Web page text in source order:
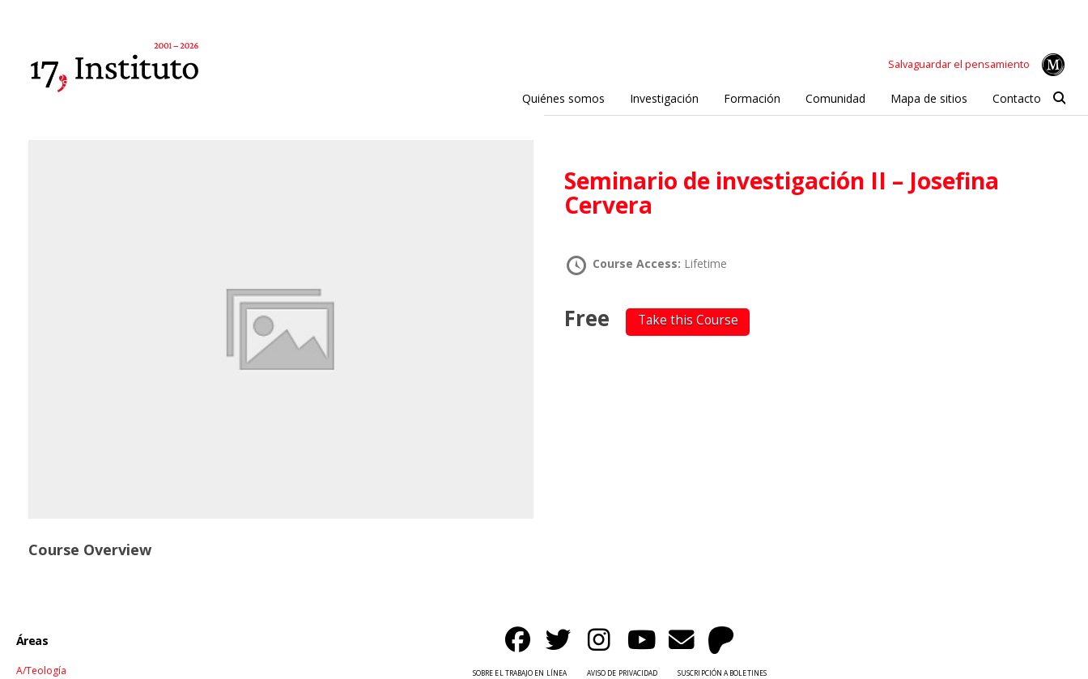
Salvaguardar el pensamiento
Quiénes somos Investigación Formación Comunidad Mapa de sitios Contacto
Seminario de investigación II – Josefina
Cervera
Course Access: Lifetime
Free Take this Course
Course Overview
Áreas
A/Teología
SOBRE EL TRABAJO EN LÍNEA AVISO DE PRIVACIDAD SUSCRIPCIÓN A BOLETINES